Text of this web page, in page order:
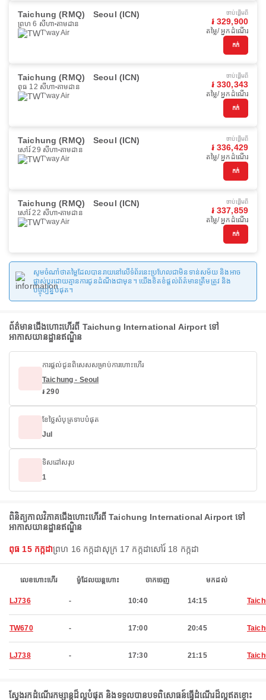
Taichung (RMQ) Seoul (ICN)
ព្រហ 6 សីហា តាមដាន
T'way Air
ចាប់ផ្ដើមពី
៛ 329,900
តម្លៃ/ អ្នកដំណើរ
កក់
Taichung (RMQ) Seoul (ICN)
ពុធ 12 សីហា តាមដាន
T'way Air
ចាប់ផ្ដើមពី
៛ 330,343
តម្លៃ/ អ្នកដំណើរ
កក់
Taichung (RMQ) Seoul (ICN)
សៅរ៍ 29 សីហា តាមដាន
T'way Air
ចាប់ផ្ដើមពី
៛ 336,429
តម្លៃ/ អ្នកដំណើរ
កក់
Taichung (RMQ) Seoul (ICN)
សៅរ៍ 22 សីហា តាមដាន
T'way Air
ចាប់ផ្ដើមពី
៛ 337,859
តម្លៃ/ អ្នកដំណើរ
កក់
សូមចំណាំថាតម្លៃដែលបានរាយនៅលើទំព័រនេះប្រហែលជាមិនទាន់សម័យ និងអាច
ផ្លាស់ប្តូរដោយគ្មានការជូនដំណឹងជាមុន។ យើងខិតខំផ្តល់ព័ត៌មានត្រឹមត្រូវ និង
បច្ចុប្បន្នបំផុត។
ព័ត៌មានជើងហោះហើរពី Taichung International Airport ទៅ
អាកាសយានដ្ឋានឥណ្ឌិន
ការផ្តល់ជូនពិសេសសម្រាប់ការហោះហើរ
Taichung - Seoul
៛ 290
ខែថ្លៃសំបុត្រទាបបំផុត
Jul
ទិសដៅសរុប
1
ពិនិត្យកាលវិភាគជើងហោះហើរពី Taichung International Airport ទៅ
អាកាសយានដ្ឋានឥណ្ឌិន
ពុធ 15 កក្កដាព្រហ 16 កក្កដាសុក្រ 17 កក្កដាសៅរ៍ 18 កក្កដា
លេខហោះហើរ ម៉ូដែលយន្តហោះ ចាកចេញ មកដល់
LJ736 - 10:40 14:15
TW670 - 17:00 20:45
LJ738 - 17:30 21:15
ស្វែងរកដំណើរកម្សាន្តដ៏ល្អបំផុត និងទទួលបានបទពិសោធន៍ធ្វើដំណើរដ៏ល្អឥតខ្ចោះ